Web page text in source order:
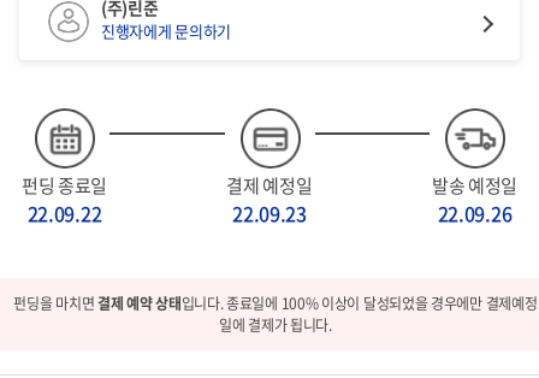
펀딩 종료일
22.09.22
결제 예정일
22.09.23
발송 예정일
22.09.26
(주)린준
진행자에게 문의하기
펀딩을 마치면결제 예약 상태입니다. 종료일에 100% 이상이 달성되었을 경우에만 결제예정
일에 결제가 됩니다.